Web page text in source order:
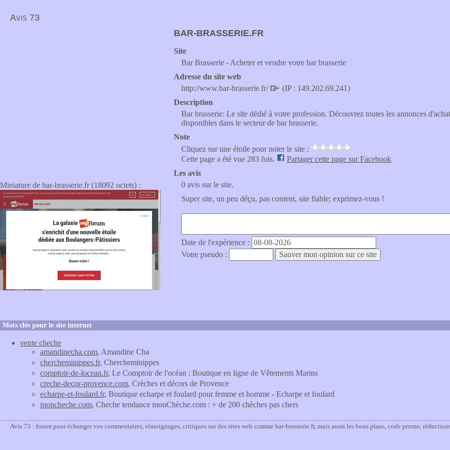
Avis 73
Miniature de bar-brasserie.fr (18092 octets) :
BAR-BRASSERIE.FR
Site
Bar Brasserie - Acheter et vendre votre bar brasserie
Adresse du site web
http://www.bar-brasserie.fr/
(IP : 149.202.69.241)
Description
Bar brasserie: Le site dédié à votre profession. Découvrez toutes les annonces
disponibles dans le secteur de bar brasserie.
Note
Cliquez sur une étoile pour noter le site :
Cette page a été vue 283 fois.
Partager cette page sur Facebook
Les avis
0 avis sur le site.
Super site, un peu déçu, pas content, site fiable; exprimez-vous !
Date de l'expérience :
Votre pseudo :
Mots clés pour le site internet
vente cheche
amandinecha.com, Amandine Cha
chercheminippes.fr, Chercheminippes
comptoir-de-locean.fr, Le Comptoir de l'océan : Boutique en ligne de Vêtements Marins
creche-decor-provence.com, Crèches et décors de Provence
echarpe-et-foulard.fr, Boutique echarpe et foulard pour femme et homme - Echarpe et foulard
moncheche.com, Cheche tendance monChèche.com : + de 200 chèches pas chers
Avis 73 : forum pour échanger vos commentaires, témoignages, critiques sur des sites web comme bar-brasserie.fr, mais aussi les bons plans, code promo,